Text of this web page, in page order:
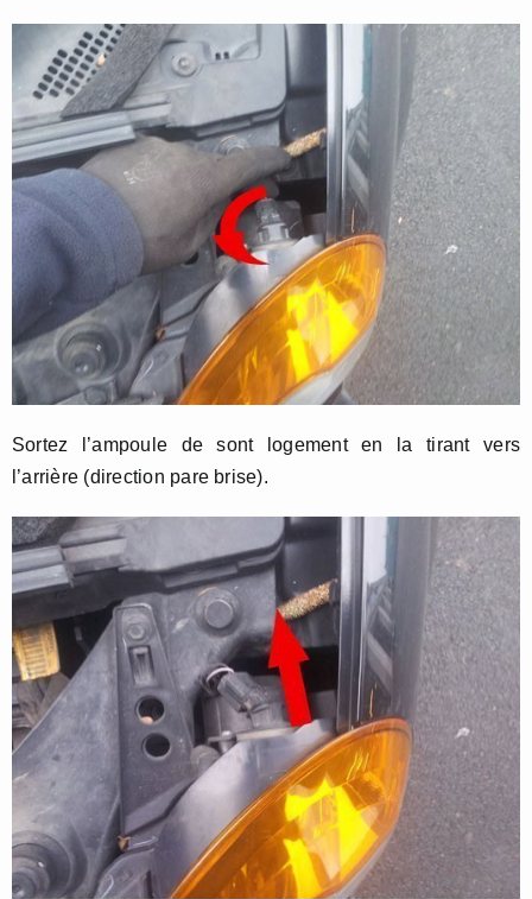
Sortez l’ampoule de sont logement en la tirant vers
l’arrière (direction pare brise).